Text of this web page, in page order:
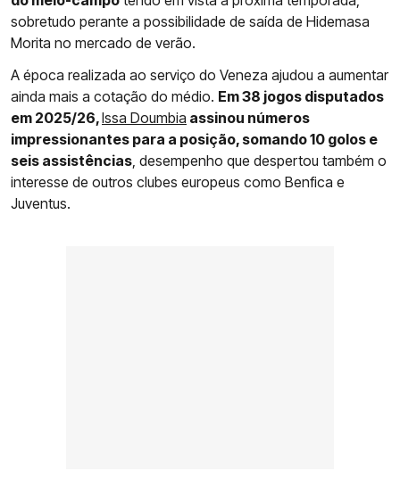
sobretudo perante a possibilidade de saída de Hidemasa
Morita no mercado de verão.
A época realizada ao serviço do Veneza ajudou a aumentar
ainda mais a cotação do médio. Em 38 jogos disputados
em 2025/26,Issa Doumbia assinou números
impressionantes para a posição, somando 10 golos e
seis assistências, desempenho que despertou também o
interesse de outros clubes europeus como Benfica e
Juventus.